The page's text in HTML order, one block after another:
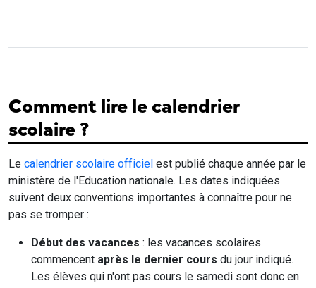
Comment lire le calendrier
scolaire ?
Le calendrier scolaire officiel est publié chaque année par le
ministère de l'Education nationale. Les dates indiquées
suivent deux conventions importantes à connaître pour ne
pas se tromper :
Début des vacances : les vacances scolaires
commencent après le dernier cours du jour indiqué.
Les élèves qui n'ont pas cours le samedi sont donc en